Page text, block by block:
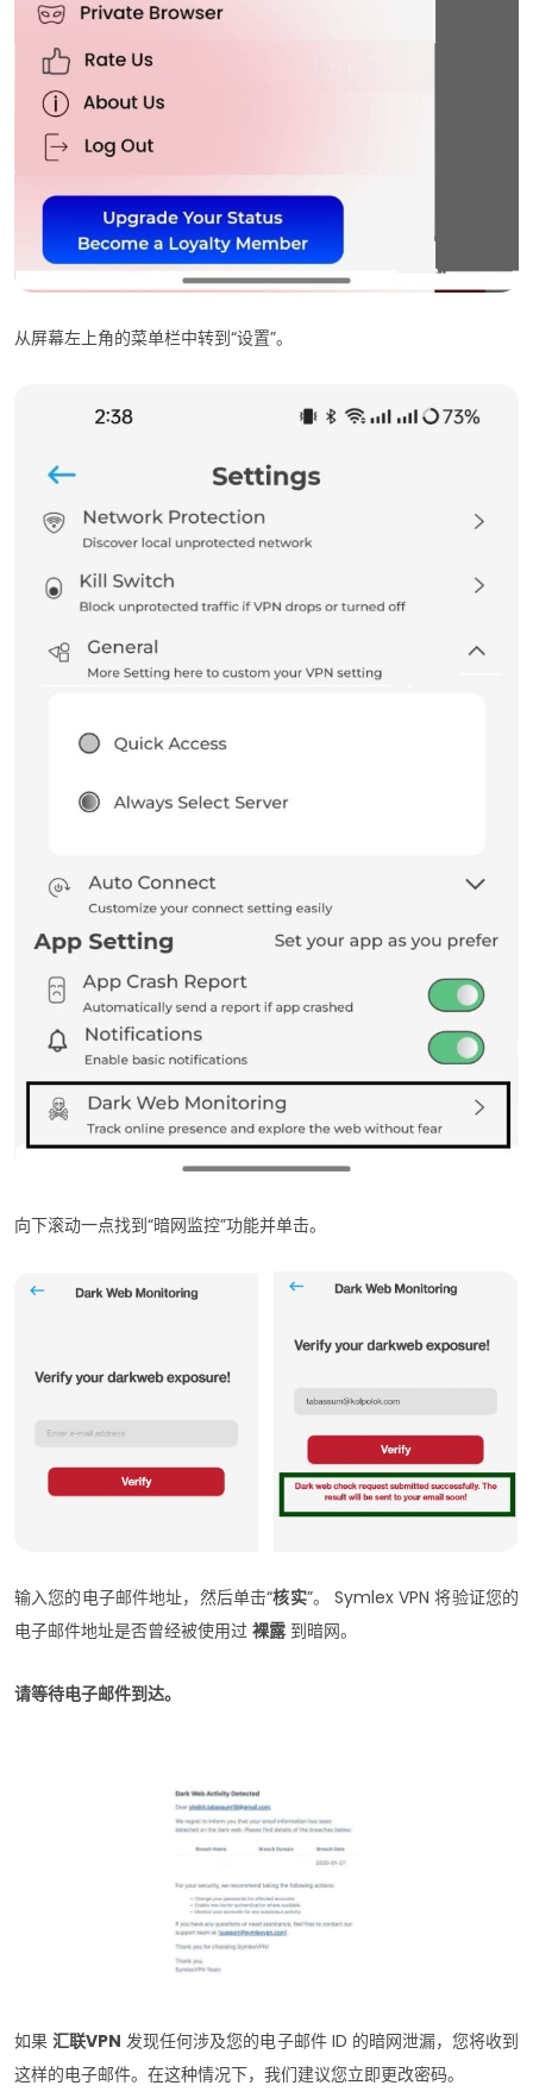
从屏幕左上角的菜单栏中转到“设置”。
向下滚动一点找到“暗网监控”功能并单击。
输入您的电子邮件地址，然后单击“核实”。 Symlex VPN 将验证您的
电子邮件地址是否曾经被使用过 裸露 到暗网。
请等待电子邮件到达。
如果汇联VPN 发现任何涉及您的电子邮件 ID 的暗网泄漏，您将收到
这样的电子邮件。在这种情况下，我们建议您立即更改密码。